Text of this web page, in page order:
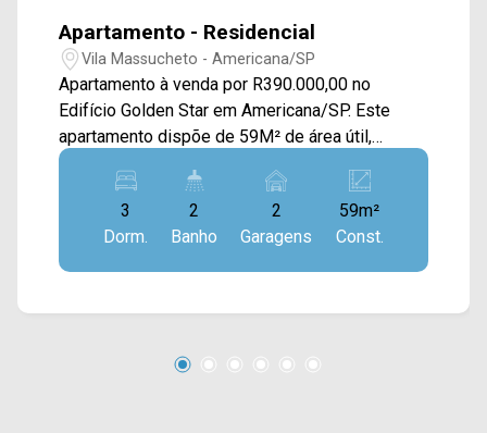
Apartamento - Residencial
Vila Massucheto - Americana/SP
Apartamento à venda por R390.000,00 no
Edifício Golden Star em Americana/SP. Este
apartamento dispõe de 59M² de área útil,
contando com sala de estar e de jantar
integradas, cozinha planejada conectada a área
de serviço, e sacada. 03 quartos, sendo 01
suíte; 02 banheiros, sendo 01 social; 02 vagas
de garagem cobertas. Localizado no bairro Vila
Av. Campos Sales, Rua Florindo Cibin, Av. Rafael
escola São Vicente de Paulo, faculdade Fatec,
3
Dorm.
2
Banho
2
Garagens
59m²
Const.